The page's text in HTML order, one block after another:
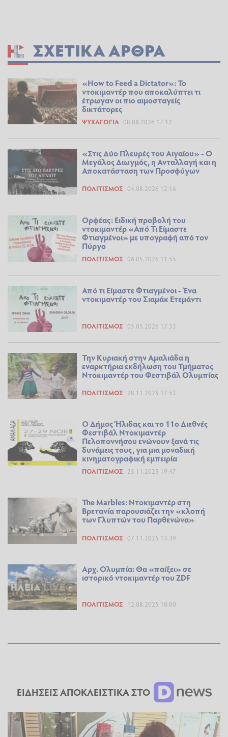
ΣΧΕΤΙΚΆ ΆΡΘΡΑ
«How to Feed a Dictator»: Το
ντοκιμαντέρ που αποκαλύπτει τι
έτρωγαν οι πιο αιμοσταγείς
δικτάτορες
ΨΥΧΑΓΩΓΊΑ 08.08.2026 17:12
«Στις Δύο Πλευρές του Αιγαίου» - Ο
Μεγάλος Διωγμός, η Ανταλλαγή και η
Αποκατάσταση των Προσφύγων
ΠΟΛΙΤΙΣΜΌΣ 04.08.2026 12:16
Ορφέας: Ειδική προβολή του
ντοκιμαντέρ «Από Τι Είμαστε
Φτιαγμένοι» με υπογραφή από τον
Πύργο
ΠΟΛΙΤΙΣΜΌΣ 06.05.2026 11:55
Από τι Είμαστε Φτιαγμένοι - Ένα
ντοκιμαντέρ του Σιαμάκ Ετεμάντι
ΠΟΛΙΤΙΣΜΌΣ 05.05.2026 17:33
Την Κυριακή στην Αμαλιάδα η
εναρκτήρια εκδήλωση του Τμήματος
Ντοκιμαντέρ του Φεστιβάλ Ολυμπίας
ΠΟΛΙΤΙΣΜΌΣ 28.11.2025 17:53
Ο Δήμος Ήλιδας και το 11ο Διεθνές
Φεστιβάλ Ντοκιμαντέρ
Πελοποννήσου ενώνουν ξανά τις
δυνάμεις τους, για μια μοναδική
κινηματογραφική εμπειρία
ΠΟΛΙΤΙΣΜΌΣ 25.11.2025 19:47
The Marbles: Ντοκιμαντέρ στη
Βρετανία παρουσιάζει την «κλοπή
των Γλυπτών του Παρθενώνα»
ΠΟΛΙΤΙΣΜΌΣ 07.11.2025 13:39
Αρχ. Ολυμπία: Θα «παίξει» σε
ιστορικό ντοκιμαντέρ του ZDF
ΠΟΛΙΤΙΣΜΌΣ 12.08.2025 10:00
ΕΙΔΗΣΕΙΣ ΑΠΟΚΛΕΙΣΤΙΚΑ ΣΤΟ